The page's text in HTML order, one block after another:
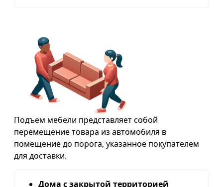
Подъем мебели представляет собой
перемещение товара из автомобиля в
помещение до порога, указанное покупателем
для доставки.
Дома с закрытой территорией